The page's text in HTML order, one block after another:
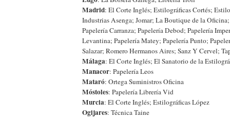
Madrid: El Corte Inglés; Estilográficas Cortés;
Industrias Asenga; Jomar; La Boutique de la
Papelería Carranza; Papelería Debod; Papelería
Levantina; Papelería Matey; Papelería Punto;
Salazar; Romero Hermanos Aires; Sanz Y Cervel;
Málaga: El Corte Inglés; El Sanatorio de la
Manacor: Papelería Leos
Mataró: Ortega Suministros Oficina
Móstoles: Papelería Librería Vid
Murcia: El Corte Inglés; Estilográficas López
Ogijares: Técnica Taine